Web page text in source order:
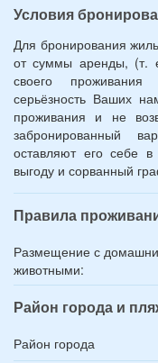
Условия
Для бронирования
от суммы аренды, (т.
своего
серьёзность Ваших
проживания и не
забронированный
оставляют его себе в
выгоду и сорванный
Правила
Размещение с
животными:
Район города и
Район города